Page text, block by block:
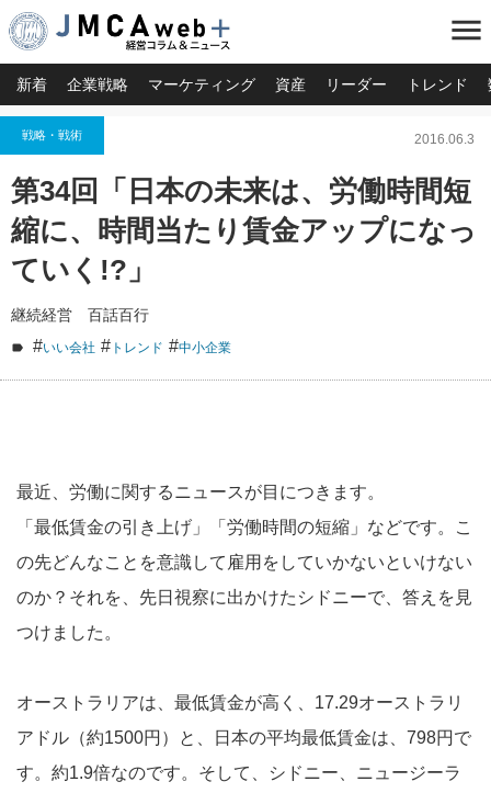
menu
新着 企業戦略 マーケティング 資産 リーダー トレンド
戦略・戦術 2016.06.3
第34回「日本の未来は、労働時間短
縮に、時間当たり賃金アップになっ
ていく!?」
継続経営 百話百行
#いい会社 # トレンド #中小企業
最近、労働に関するニュースが目につきます。
「最低賃金の引き上げ」「労働時間の短縮」などです。こ
の先どんなことを意識して雇用をしていかないといけない
のか？それを、先日視察に出かけたシドニーで、答えを見
つけました。
オーストラリアは、最低賃金が高く、17.29オーストラリ
アドル（約1500円）と、日本の平均最低賃金は、798円で
す。約1.9倍なのです。そして、シドニー、ニュージーラ